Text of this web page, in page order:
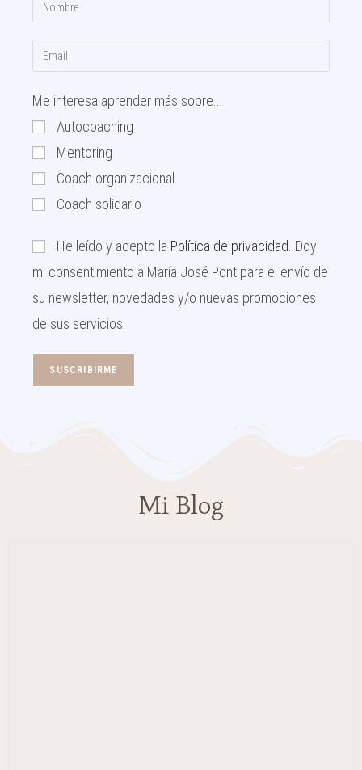
Me interesa aprender más sobre...
Autocoaching
Mentoring
Coach organizacional
Coach solidario
He leído y acepto la Política de privacidad . Doy
mi consentimiento a María José Pont para el envío de
su newsletter, novedades y/o nuevas promociones
de sus servicios.
Mi Blog